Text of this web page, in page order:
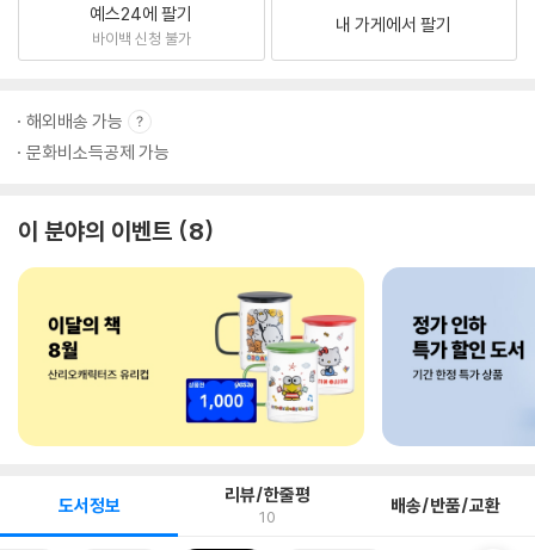
예스24에 팔기
바이백 신청 불가
내 가게에서 팔기
해외배송 가능
문화비소득공제 가능
이 분야의 이벤트 8
도서정보 리뷰/한줄평
10 배송/반품/교환